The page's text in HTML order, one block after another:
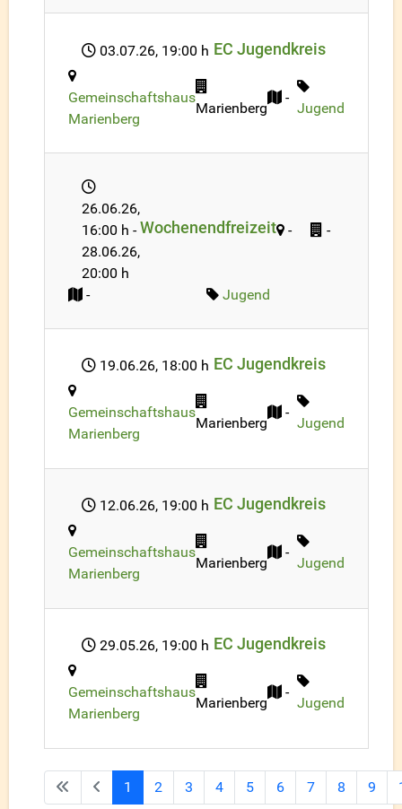
03.07.26, 19:00 h EC Jugendkreis
Gemeinschaftshaus
Marienberg
Marienberg
-
Jugend
26.06.26,
16:00 h -
28.06.26,
20:00 h
Wochenendfreizeit - -
- Jugend
19.06.26, 18:00 h EC Jugendkreis
Gemeinschaftshaus
Marienberg
Marienberg
-
Jugend
12.06.26, 19:00 h EC Jugendkreis
Gemeinschaftshaus
Marienberg
Marienberg
-
Jugend
29.05.26, 19:00 h EC Jugendkreis
Gemeinschaftshaus
Marienberg
Marienberg
-
Jugend
1 2 3 4 5 6 7 8 9